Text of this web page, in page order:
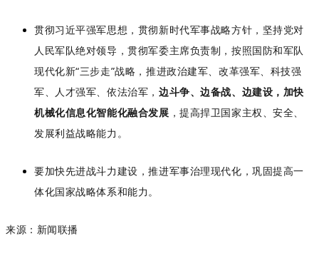
贯彻习近平强军思想，贯彻新时代军事战略方针，坚持党对
人民军队绝对领导，贯彻军委主席负责制，按照国防和军队
现代化新“三步走”战略，推进政治建军、改革强军、科技强
军、人才强军、依法治军， 边斗争、边备战、边建设，加快
机械化信息化智能化融合发展 ，提高捍卫国家主权、安全、
发展利益战略能力。
要加快先进战斗力建设，推进军事治理现代化，巩固提高一
体化国家战略体系和能力。
来源：新闻联播